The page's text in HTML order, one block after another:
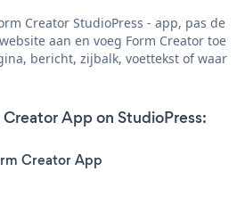
Creator StudioPress - app, pas de
aan en voeg Form Creator toe
bericht, zijbalk, voettekst of waar
App on StudioPress:
Creator App